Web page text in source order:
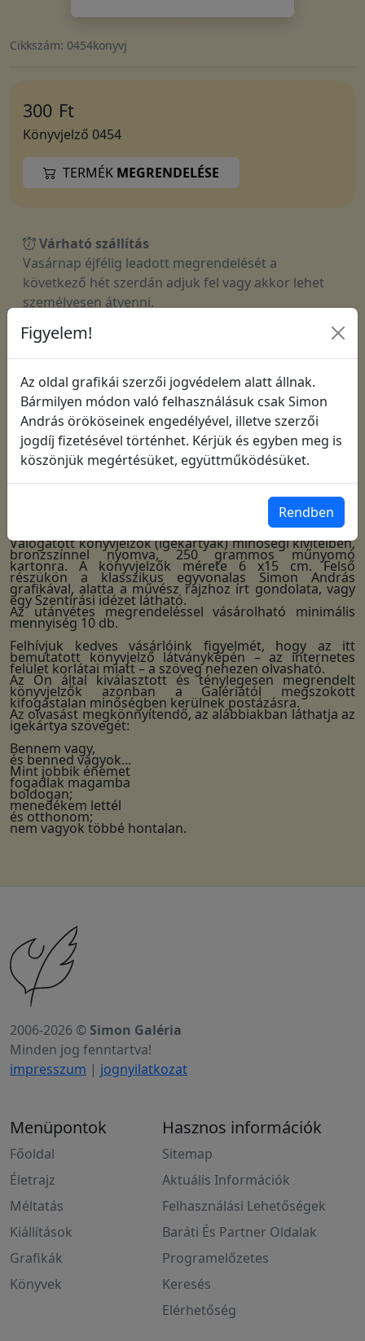
Cikkszám: 0454konyvj
300 Ft
Könyvjelző 0454
TERMÉK MEGRENDELÉSE
Várható szállítás
Vasárnap éjfélig leadott megrendelését a
következő hét szerdán adjuk fel vagy akkor lehet
személyesen átvenni.
Felhívjuk figyelmüket, hogy a nyári időszakban
(2026.06.22 - 2026.09.01 között) a vasárnap
éjfélig leadott rendelés 8-12 napon belül
érkezik
Tájékoztató a megrendelésről
Válogatott könyvjelzők (igekártyák) minőségi kivitelben,
bronzszínnel nyomva, 250 grammos műnyomó
kartonra. A könyvjelzők mérete 6 x15 cm. Felső
részükön a klasszikus egyvonalas Simon András
grafikával, alatta a művész rajzhoz írt gondolata, vagy
egy Szentírási idézet látható.
Az utánvétes megrendeléssel vásárolható minimális
mennyiség 10 db.
Felhívjuk kedves vásárlóink figyelmét, hogy az itt
bemutatott könyvjelző látványképén – az internetes
felület korlátai miatt – a szöveg nehezen olvasható.
Az Ön által kiválasztott és ténylegesen megrendelt
könyvjelzők azonban a Galériától megszokott
kifogástalan minőségben kerülnek postázásra.
Az olvasást megkönnyítendő, az alábbiakban láthatja az
igekártya szövegét:
Bennem vagy,
és benned vagyok...
Mint jobbik énemet
fogadlak magamba
boldogan;
menedékem lettél
és otthonom;
nem vagyok többé hontalan.
2006-2026 © Simon Galéria
Minden jog fenntartva!
impresszum | jognyilatkozat
Menüpontok
Főoldal
Életrajz
Méltatás
Kiállítások
Grafikák
Könyvek
Hasznos információk
Sitemap
Aktuális Információk
Felhasználási Lehetőségek
Baráti És Partner Oldalak
Programelőzetes
Keresés
Elérhetőség
Figyelem!
Az oldal grafikái szerzői jogvédelem alatt állnak.
Bármilyen módon való felhasználásuk csak Simon
András örököseinek engedélyével, illetve szerzői
jogdíj fizetésével történhet. Kérjük és egyben meg is
köszönjük megértésüket, együttműködésüket.
Rendben